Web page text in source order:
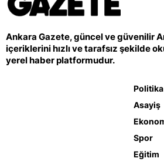
Ankara Gazete, güncel ve güvenilir
içeriklerini hızlı ve tarafsız şekilde
yerel haber platformudur.
Politika
Asayiş
Spor
Eğitim